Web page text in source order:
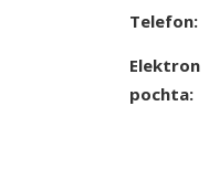
Telefon:
Elektron
pochta: